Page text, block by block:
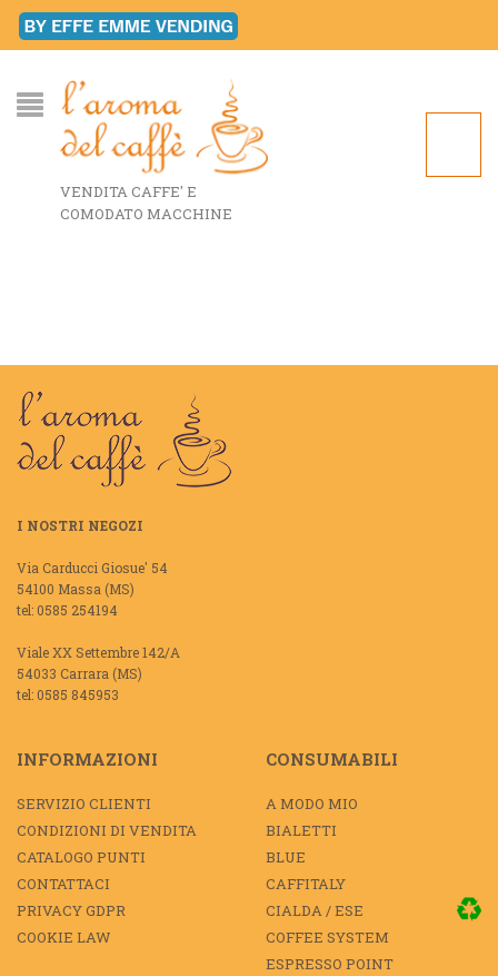
VENDITA CAFFE' E
COMODATO MACCHINE
I NOSTRI NEGOZI
Via Carducci Giosue' 54
54100 Massa (MS)
tel: 0585 254194
Viale XX Settembre 142/A
54033 Carrara (MS)
tel: 0585 845953
INFORMAZIONI
SERVIZIO CLIENTI
CONDIZIONI DI VENDITA
CATALOGO PUNTI
CONTATTACI
PRIVACY GDPR
COOKIE LAW
CONSUMABILI
A MODO MIO
BIALETTI
BLUE
CAFFITALY
CIALDA / ESE
COFFEE SYSTEM
ESPRESSO POINT